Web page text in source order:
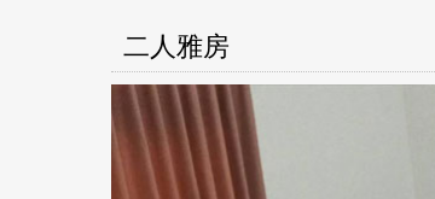
二人雅房